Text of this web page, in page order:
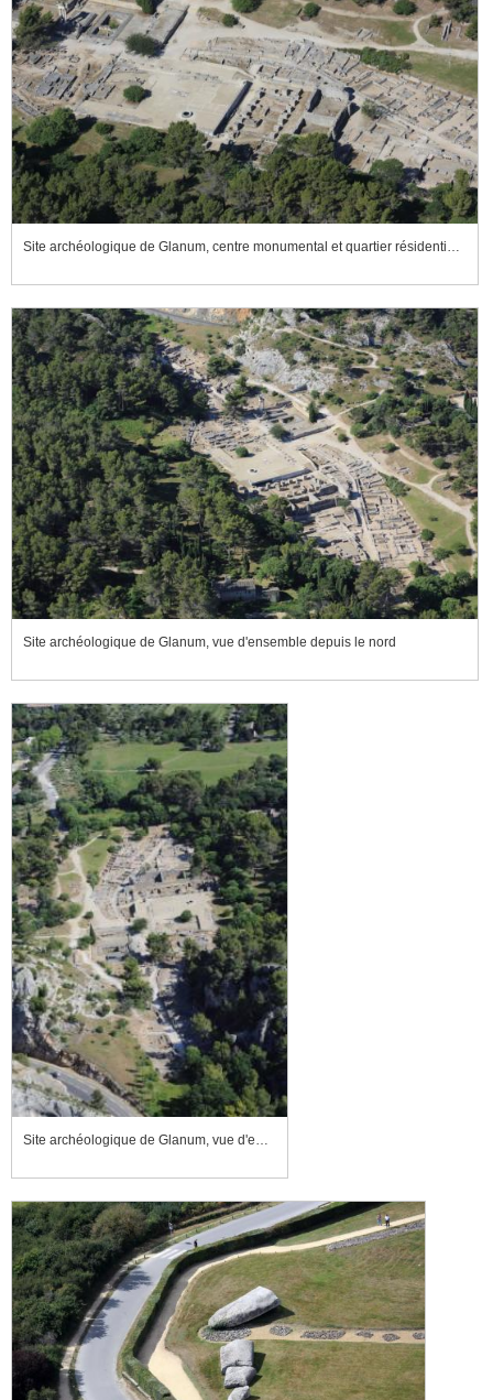
Site archéologique de Glanum, centre monumental et quartier résidentiel vus de l'est
Site archéologique de Glanum, vue d'ensemble depuis le nord
Site archéologique de Glanum, vue d'ensemble depuis le sud